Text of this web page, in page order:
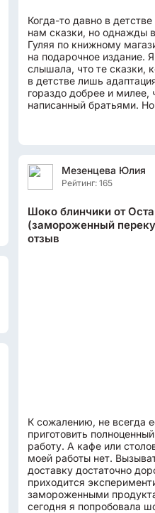
Когда-то давно в
нам сказки, но однажды
Гуляя по книжному
на подарочное издание.
слышала, что те сказки,
в детстве лишь
гораздо добрее и милее,
написанный братьями.
Мезенцева Юлия
Рейтинг: 165
Шоко блинчики от
(замороженный
отзыв
К сожалению, не всегда
приготовить
работу. А кафе или
моей работы нет.
доставку достаточно
приходится
замороженными
сегодня я попробовала